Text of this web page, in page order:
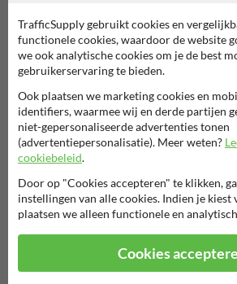
Symbooltegels
Stel je vraag aan
TrafficSupply gebruikt cookies en
functionele cookies, waardoor de website
we ook analytische cookies om je de best
gebruikerservaring te bieden.
Ook plaatsen we marketing cookies en
identifiers, waarmee wij en derde partijen
niet-gepersonaliseerde advertenties tonen
(advertentiepersonalisatie). Meer weten?
cookiebeleid.
Door op "Cookies accepteren" te klikken,
instellingen van alle cookies. Indien je kiest
plaatsen we alleen functionele en
Cookies